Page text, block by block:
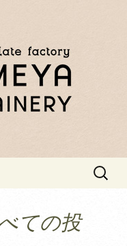
家庭用にお
子「うめ
寧に作られた
オススメ！
検
ての投